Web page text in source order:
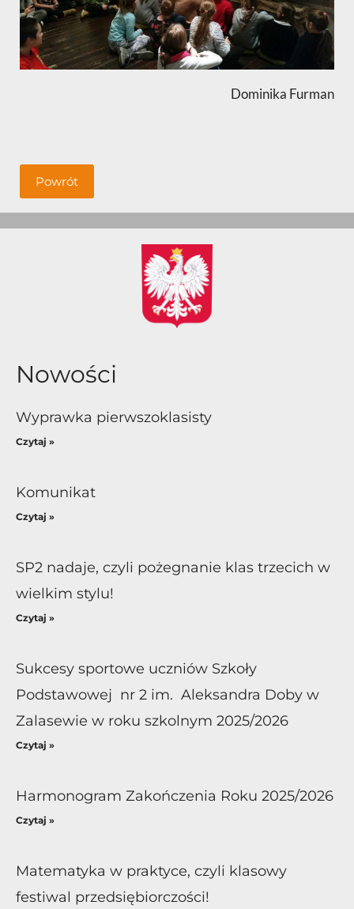
Dominika Furman
Powrót
Nowości
Wyprawka pierwszoklasisty
Czytaj »
Komunikat
Czytaj »
SP2 nadaje, czyli pożegnanie klas trzecich w
wielkim stylu!
Czytaj »
Sukcesy sportowe uczniów Szkoły
Podstawowej nr 2 im. Aleksandra Doby w
Zalasewie w roku szkolnym 2025/2026
Czytaj »
Harmonogram Zakończenia Roku 2025/2026
Czytaj »
Matematyka w praktyce, czyli klasowy
festiwal przedsiębiorczości!